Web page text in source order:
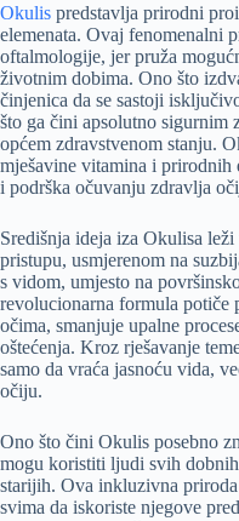
Okulis predstavlja prirodni
elemenata. Ovaj fenomenalni
oftalmologije, jer pruža
životnim dobima. Ono što
činjenica da se sastoji
što ga čini apsolutno sigurnim
općem zdravstvenom stanju.
mješavine vitamina i prirodnih
i podrška očuvanju zdravlja
Središnja ideja iza Okulisa
pristupu, usmjerenom na
s vidom, umjesto na
revolucionarna formula
očima, smanjuje upalne
oštećenja. Kroz rješavanje
samo da vraća jasnoću vida,
očiju.
Ono što čini Okulis posebno
mogu koristiti ljudi svih
starijih. Ova inkluzivna
svima da iskoriste njegove